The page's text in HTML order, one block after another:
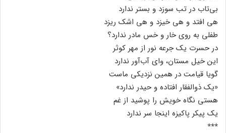
بی‌تاب در تب سوزد و بستر ندارد
هی افتد و هی خیزد و هی اشک ریزد
طفلی به روی خار و خس مادر ندارد؟
در حسرت یک جرعه نور از مهر کوثر
این خیل مستان، وای آب‌آور ندارد
گویا قیامت در همین نزدیکی ماست
«یک ذوالفقار افتاده و حیدر ندارد»
هستی نگاه خویش را پوشید از غم
یک پیکر پاکیزه اینجا سر ندارد
٭٭٭